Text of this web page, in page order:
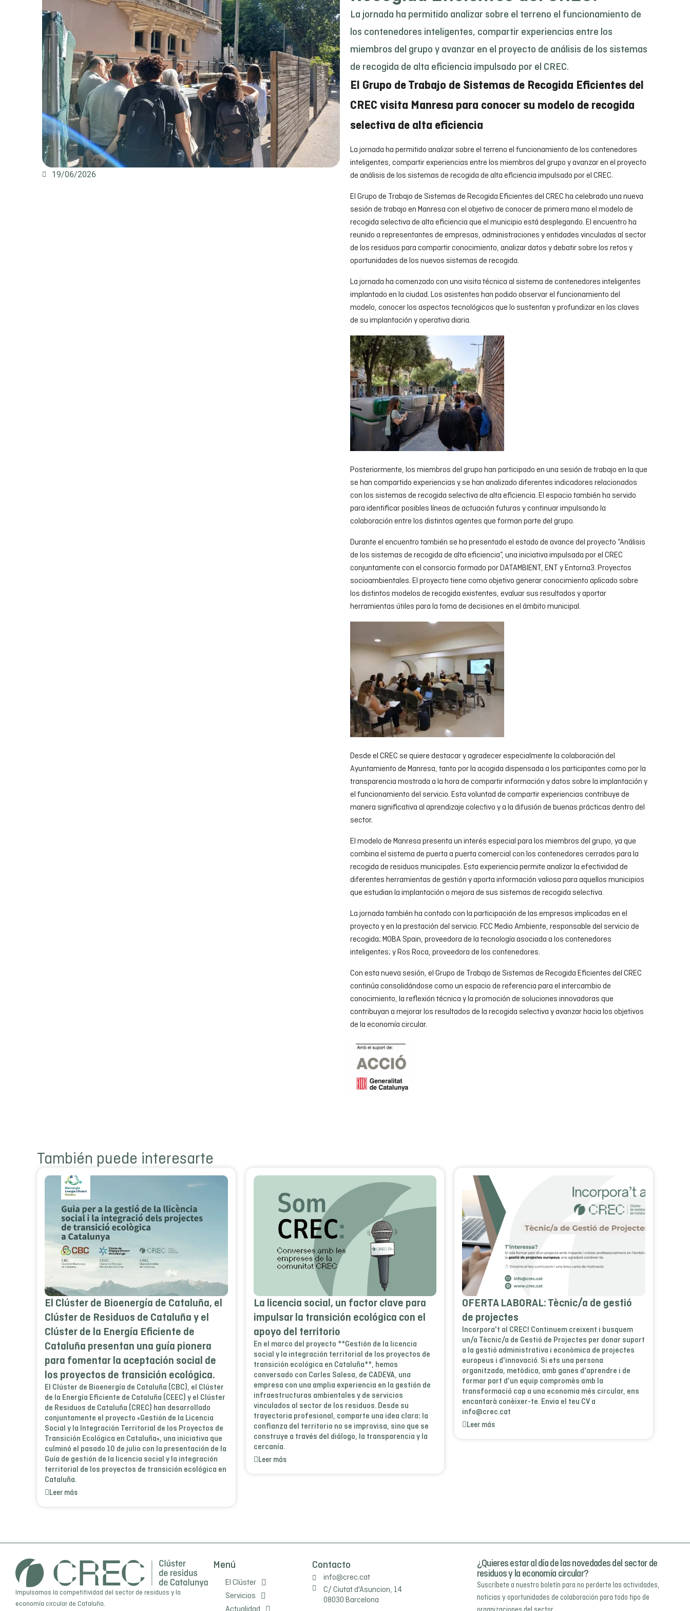
19/06/2026
La jornada ha permitido analizar sobre el terreno el funcionamiento de
los contenedores inteligentes, compartir experiencias entre los
miembros del grupo y avanzar en el proyecto de análisis de los sistemas
de recogida de alta eficiencia impulsado por el CREC.
El Grupo de Trabajo de Sistemas de Recogida Eficientes del
CREC visita Manresa para conocer su modelo de recogida
selectiva de alta eficiencia
La jornada ha permitido analizar sobre el terreno el funcionamiento de los contenedores
inteligentes, compartir experiencias entre los miembros del grupo y avanzar en el proyecto
de análisis de los sistemas de recogida de alta eficiencia impulsado por el CREC.
El Grupo de Trabajo de Sistemas de Recogida Eficientes del CREC ha celebrado una nueva
sesión de trabajo en Manresa con el objetivo de conocer de primera mano el modelo de
recogida selectiva de alta eficiencia que el municipio está desplegando. El encuentro ha
reunido a representantes de empresas, administraciones y entidades vinculadas al sector
de los residuos para compartir conocimiento, analizar datos y debatir sobre los retos y
oportunidades de los nuevos sistemas de recogida.
La jornada ha comenzado con una visita técnica al sistema de contenedores inteligentes
implantado en la ciudad. Los asistentes han podido observar el funcionamiento del
modelo, conocer los aspectos tecnológicos que lo sustentan y profundizar en las claves
de su implantación y operativa diaria.
Posteriormente, los miembros del grupo han participado en una sesión de trabajo en la que
se han compartido experiencias y se han analizado diferentes indicadores relacionados
con los sistemas de recogida selectiva de alta eficiencia. El espacio también ha servido
para identificar posibles líneas de actuación futuras y continuar impulsando la
colaboración entre los distintos agentes que forman parte del grupo.
Durante el encuentro también se ha presentado el estado de avance del proyecto “Análisis
de los sistemas de recogida de alta eficiencia”, una iniciativa impulsada por el CREC
conjuntamente con el consorcio formado por DATAMBIENT, ENT y Entorna3. Proyectos
socioambientales. El proyecto tiene como objetivo generar conocimiento aplicado sobre
los distintos modelos de recogida existentes, evaluar sus resultados y aportar
herramientas útiles para la toma de decisiones en el ámbito municipal.
Desde el CREC se quiere destacar y agradecer especialmente la colaboración del
Ayuntamiento de Manresa, tanto por la acogida dispensada a los participantes como por la
transparencia mostrada a la hora de compartir información y datos sobre la implantación y
el funcionamiento del servicio. Esta voluntad de compartir experiencias contribuye de
manera significativa al aprendizaje colectivo y a la difusión de buenas prácticas dentro del
sector.
El modelo de Manresa presenta un interés especial para los miembros del grupo, ya que
combina el sistema de puerta a puerta comercial con los contenedores cerrados para la
recogida de residuos municipales. Esta experiencia permite analizar la efectividad de
diferentes herramientas de gestión y aporta información valiosa para aquellos municipios
que estudian la implantación o mejora de sus sistemas de recogida selectiva.
La jornada también ha contado con la participación de las empresas implicadas en el
proyecto y en la prestación del servicio. FCC Medio Ambiente, responsable del servicio de
recogida; MOBA Spain, proveedora de la tecnología asociada a los contenedores
inteligentes; y Ros Roca, proveedora de los contenedores.
Con esta nueva sesión, el Grupo de Trabajo de Sistemas de Recogida Eficientes del CREC
continúa consolidándose como un espacio de referencia para el intercambio de
conocimiento, la reflexión técnica y la promoción de soluciones innovadoras que
contribuyan a mejorar los resultados de la recogida selectiva y avanzar hacia los objetivos
de la economía circular.
También puede interesarte
El Clúster de Bioenergía de Cataluña, el
Clúster de Residuos de Cataluña y el
Clúster de la Energía Eficiente de
Cataluña presentan una guía pionera
para fomentar la aceptación social de
los proyectos de transición ecológica.
El Clúster de Bioenergía de Cataluña (CBC), el Clúster
de la Energía Eficiente de Cataluña (CEEC) y el Clúster
de Residuos de Cataluña (CREC) han desarrollado
conjuntamente el proyecto «Gestión de la Licencia
Social y la Integración Territorial de los Proyectos de
Transición Ecológica en Cataluña», una iniciativa que
culminó el pasado 10 de julio con la presentación de la
Guía de gestión de la licencia social y la integración
territorial de los proyectos de transición ecológica en
Cataluña.
Leer más
La licencia social, un factor clave para
impulsar la transición ecológica con el
apoyo del territorio
En el marco del proyecto **Gestión de la licencia
social y la integración territorial de los proyectos de
transición ecológica en Cataluña**, hemos
conversado con Carles Salesa, de CADEVA, una
empresa con una amplia experiencia en la gestión de
infraestructuras ambientales y de servicios
vinculados al sector de los residuos. Desde su
trayectoria profesional, comparte una idea clara: la
confianza del territorio no se improvisa, sino que se
construye a través del diálogo, la transparencia y la
cercanía.
Leer más
OFERTA LABORAL: Tècnic/a de gestió
de projectes
Incorpora't al CREC! Continuem creixent i busquem
un/a Tècnic/a de Gestió de Projectes per donar suport
a la gestió administrativa i econòmica de projectes
europeus i d'innovació. Si ets una persona
organitzada, metòdica, amb ganes d'aprendre i de
formar part d'un equip compromès amb la
transformació cap a una economia més circular, ens
encantarà conèixer-te. Envia el teu CV a
info@crec.cat
Leer más
Impulsamos la competitividad del sector de residuos y la
economía circular de Cataluña.
Menú
El Clúster
Servicios
Contacto
info@crec.cat
C/ Ciutat d'Asuncion, 14
08030 Barcelona
¿Quieres estar al día de las novedades del sector de
residuos y la economía circular?
Suscríbete a nuestro boletín para no perderte las actividades,
noticias y oportunidades de colaboración para todo tipo de